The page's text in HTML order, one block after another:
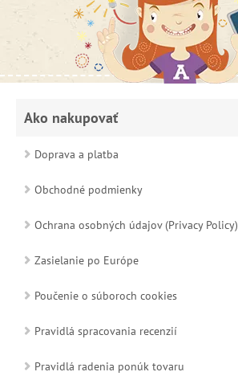
Ako nakupovať
Doprava a platba
Obchodné podmienky
Ochrana osobných údajov (Privacy Policy)
Zasielanie po Európe
Poučenie o súboroch cookies
Pravidlá spracovania recenzií
Pravidlá radenia ponúk tovaru